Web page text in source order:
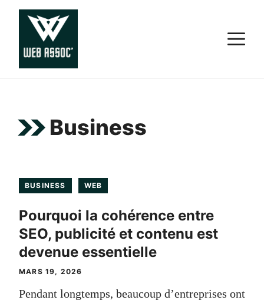
Aller
Business
BUSINESS WEB
Pourquoi la cohérence entre
SEO, publicité et contenu est
devenue essentielle
MARS 19, 2026
Pendant longtemps, beaucoup d’entreprises ont